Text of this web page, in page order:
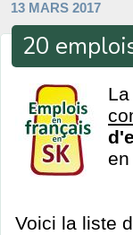
13 MARS 2017
20
Voici la liste